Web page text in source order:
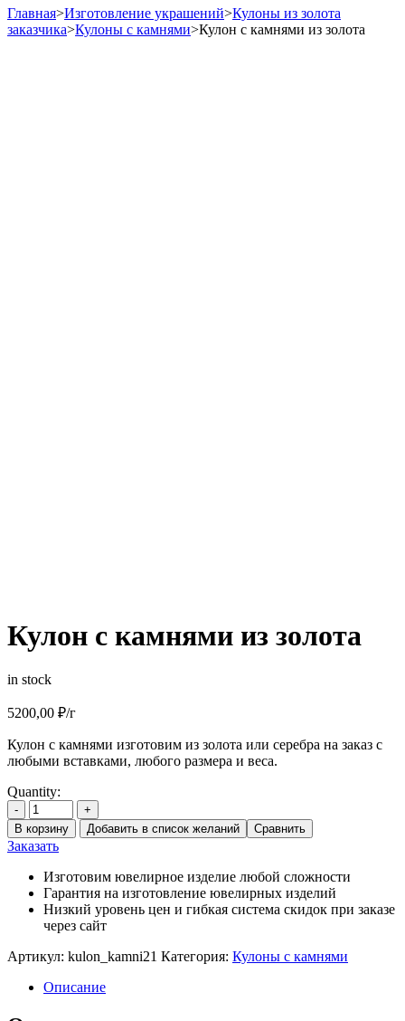
Главная>Изготовление украшений>Кулоны из золота
заказчика>Кулоны с камнями>Кулон с камнями из золота
Кулон с камнями из золота
in stock
5200,00 ₽/г
Кулон с камнями изготовим из золота или серебра на заказ с
любыми вставками, любого размера и веса.
Quantity:
-
+
В корзину
Добавить в список желаний Сравнить
Заказать
Изготовим ювелирное изделие любой сложности
Гарантия на изготовление ювелирных изделий
Низкий уровень цен и гибкая система скидок при заказе
через сайт
Артикул: kulon_kamni21 Категория: Кулоны с камнями
Описание